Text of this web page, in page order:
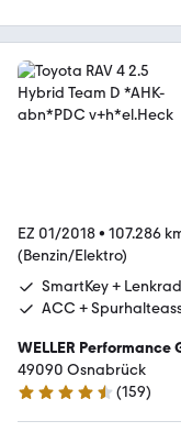
EZ 01/2018• 107.286
(Benzin/Elektro)
SmartKey +
ACC +
WELLER Performance
49090 Osnabrück
4.5 Sterne
(159)